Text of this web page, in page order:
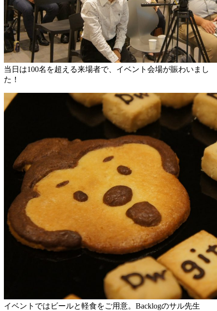
当日は100名を超える来場者で、イベント会場が賑わいまし
た！
イベントではビールと軽食をご用意。Backlogのサル先生